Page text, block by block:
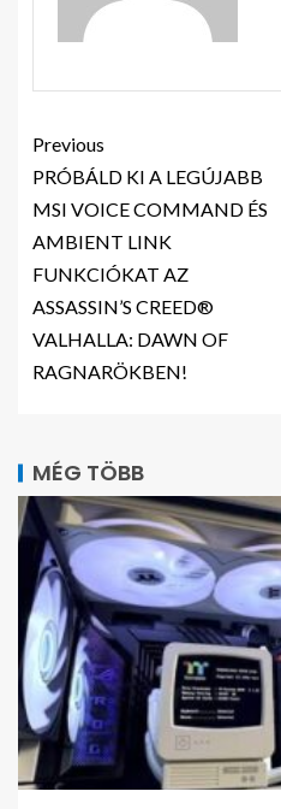
Previous
PRÓBÁLD KI A LEGÚJABB
MSI VOICE COMMAND ÉS
AMBIENT LINK
FUNKCIÓKAT AZ
ASSASSIN’S CREED®
VALHALLA: DAWN OF
RAGNARÖKBEN!
MÉG TÖBB